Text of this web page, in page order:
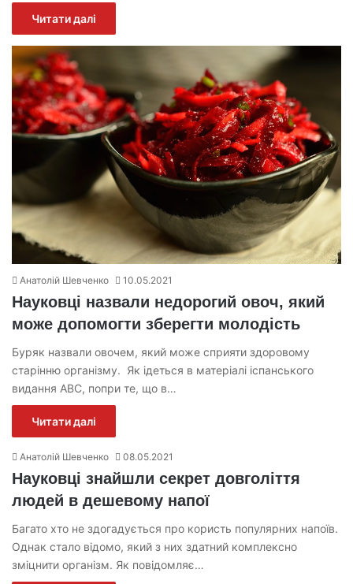
Читати далі
Анатолій Шевченко 10.05.2021
Науковці назвали недорогий овоч, який
може допомогти зберегти молодість
Буряк назвали овочем, який може сприяти здоровому
старінню організму. Як ідеться в матеріалі іспанського
видання АВС, попри те, що в…
Читати далі
Анатолій Шевченко 08.05.2021
Науковці знайшли секрет довголіття
людей в дешевому напої
Багато хто не здогадується про користь популярних напоїв.
Однак стало відомо, який з них здатний комплексно
зміцнити організм. Як повідомляє…